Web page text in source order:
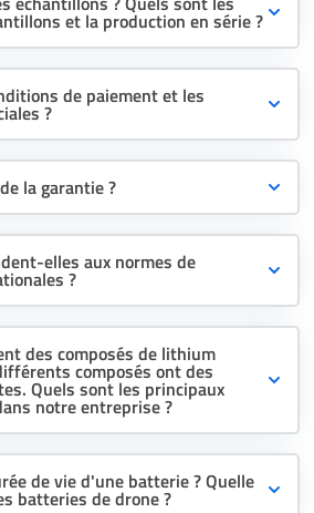
et la production en série ?
de paiement et les
?
la garantie ?
elles aux normes de
?
des composés de lithium
composés ont des
Quels sont les principaux
notre entreprise ?
de vie d'une batterie ? Quelle
batteries de drone ?